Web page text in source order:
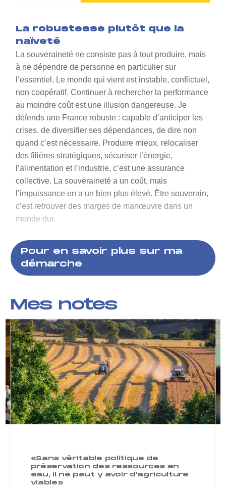
La robustesse plutôt que la
naïveté
La souveraineté ne consiste pas à tout produire, mais
à ne dépendre de personne en particulier sur
l’essentiel. Le monde qui vient est instable, conflictuel,
non coopératif. Continuer à rechercher la performance
au moindre coût est une illusion dangereuse. Je
défends une France robuste : capable d’anticiper les
crises, de diversifier ses dépendances, de dire non
quand c’est nécessaire. Produire mieux, relocaliser
des filières stratégiques, sécuriser l’énergie,
l’alimentation et l’industrie, c’est une assurance
collective. La souveraineté a un coût, mais
l’impuissance en a un bien plus élevé. Être souverain,
c’est retrouver des marges de manœuvre dans un
monde dur.
Pour en savoir plus sur ma
démarche
Mes notes
«Sans véritable politique de
préservation des ressources en
eau, il ne peut y avoir d’agriculture
viable»